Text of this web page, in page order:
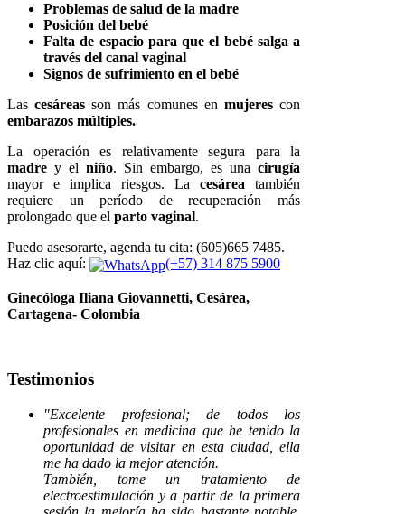
Problemas de salud de la madre
Posición del bebé
Falta de espacio para que el bebé salga a
través del canal vaginal
Signos de sufrimiento en el bebé
Lascesáreas son más comunes en mujerescon
embarazos múltiples.
La operación es relativamente segura para la
madre y el niño. Sin embargo, es una cirugía
mayor e implica riesgos. La cesárea también
requiere un período de recuperación más
prolongado que el parto vaginal.
Puedo asesorarte, agenda tu cita: (605)665 7485.
Haz clic aquí:
(+57) 314 875 5900
Ginecóloga Iliana Giovannetti, Cesárea,
Cartagena- Colombia
Testimonios
"Excelente profesional; de todos los
profesionales en medicina que he tenido la
oportunidad de visitar en esta ciudad, ella
me ha dado la mejor atención.
También, tome un tratamiento de
electroestimulación y a partir de la primera